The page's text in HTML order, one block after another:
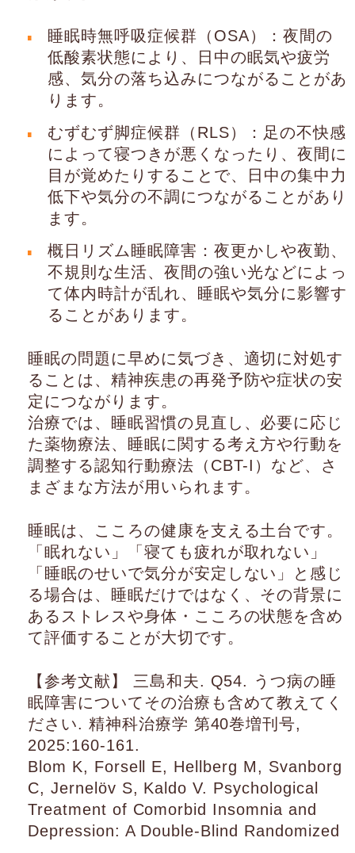
睡眠時無呼吸症候群（OSA）：夜間の
低酸素状態により、日中の眠気や疲労
感、気分の落ち込みにつながることがあ
ります。
むずむず脚症候群（RLS）：足の不快感
によって寝つきが悪くなったり、夜間に
目が覚めたりすることで、日中の集中力
低下や気分の不調につながることがあり
ます。
概日リズム睡眠障害：夜更かしや夜勤、
不規則な生活、夜間の強い光などによっ
て体内時計が乱れ、睡眠や気分に影響す
ることがあります。
睡眠の問題に早めに気づき、適切に対処す
ることは、精神疾患の再発予防や症状の安
定につながります。
治療では、睡眠習慣の見直し、必要に応じ
た薬物療法、睡眠に関する考え方や行動を
調整する認知行動療法（CBT-I）など、さ
まざまな方法が用いられます。
睡眠は、こころの健康を支える土台です。
「眠れない」「寝ても疲れが取れない」
「睡眠のせいで気分が安定しない」と感じ
る場合は、睡眠だけではなく、その背景に
あるストレスや身体・こころの状態を含め
て評価することが大切です。
【参考文献】 三島和夫. Q54. うつ病の睡
眠障害についてその治療も含めて教えてく
ださい. 精神科治療学 第40巻増刊号,
2025:160-161.
Blom K, Forsell E, Hellberg M, Svanborg
C, Jernelöv S, Kaldo V. Psychological
Treatment of Comorbid Insomnia and
Depression: A Double-Blind Randomized